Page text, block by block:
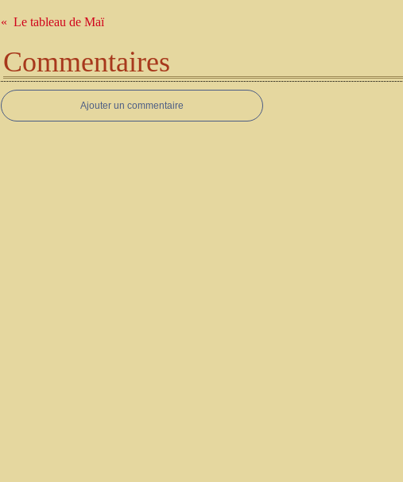
Le tableau de Maï
Commentaires
Ajouter un commentaire